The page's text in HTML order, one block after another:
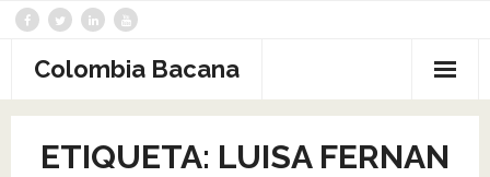
Saltar
contenidoColombia Bacana
ETIQUETA: LUISA FERNAN